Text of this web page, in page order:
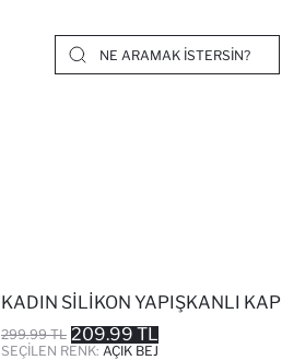
KADIN SILIKON YAPIŞKANLI KAP
299.99 TL 209.99 TL
SEÇILEN RENK: AÇIK BEJ